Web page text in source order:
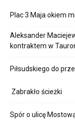
Plac 3 Maja okiem
Aleksander
kontraktem w
Piłsudskiego do
Zabrakło ścieżki
Spór o ulicę